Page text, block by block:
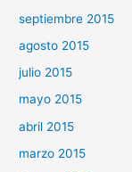
septiembre 2015
agosto 2015
julio 2015
mayo 2015
abril 2015
marzo 2015